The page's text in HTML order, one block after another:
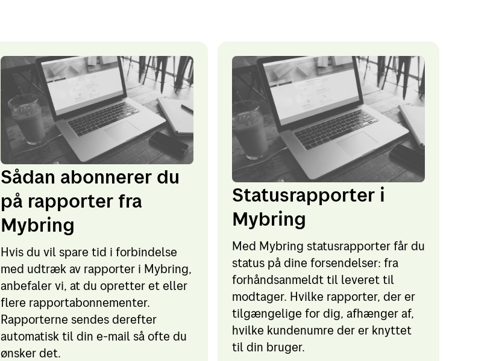
Sådan abonnerer du
på rapporter fra
Mybring
Hvis du vil spare tid i forbindelse
med udtræk av rapporter i Mybring,
anbefaler vi, at du opretter et eller
flere rapportabonnementer.
Rapporterne sendes derefter
automatisk til din e-mail så ofte du
ønsker det.
Statusrapporter i
Mybring
Med Mybring statusrapporter får du
status på dine forsendelser: fra
forhåndsanmeldt til leveret til
modtager. Hvilke rapporter, der er
tilgængelige for dig, afhænger af,
hvilke kundenumre der er knyttet
til din bruger.